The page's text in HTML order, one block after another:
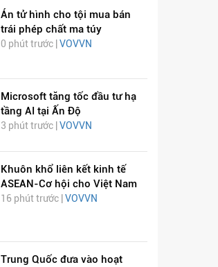
Án tử hình cho tội mua bán
trái phép chất ma túy
0 phút trước |VOVVN
Microsoft tăng tốc đầu tư hạ
tầng AI tại Ấn Độ
3 phút trước | VOVVN
Khuôn khổ liên kết kinh tế
ASEAN-Cơ hội cho Việt Nam
16 phút trước | VOVVN
Trung Quốc đưa vào hoạt